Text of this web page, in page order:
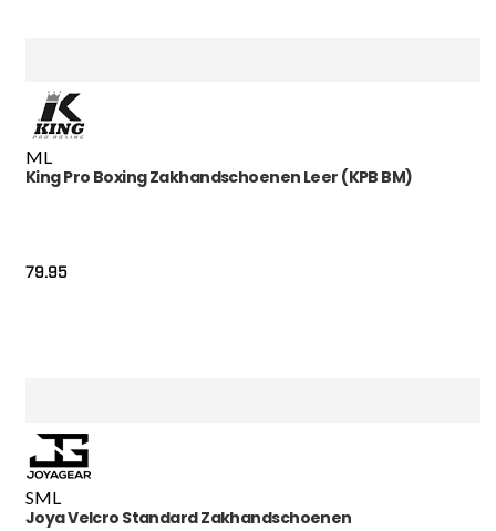
ML
King Pro Boxing Zakhandschoenen Leer (KPB BM)
79.95
SML
Joya Velcro Standard Zakhandschoenen